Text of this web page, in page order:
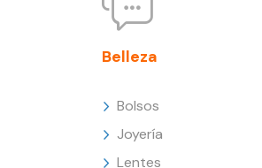
Belleza
Bolsos
Joyería
Lentes